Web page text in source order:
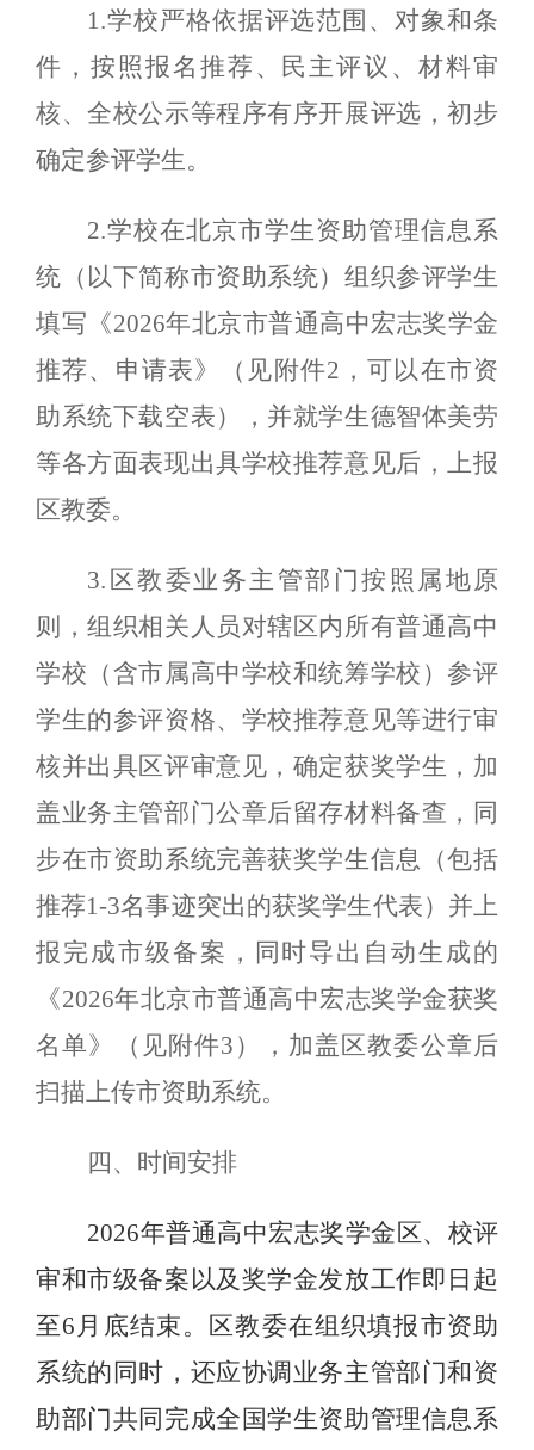
1.学校严格依据评选范围、对象和条
件，按照报名推荐、民主评议、材料审
核、全校公示等程序有序开展评选，初步
确定参评学生。
2.学校在北京市学生资助管理信息系
统（以下简称市资助系统）组织参评学生
填写《2026年北京市普通高中宏志奖学金
推荐、申请表》（见附件2，可以在市资
助系统下载空表），并就学生德智体美劳
等各方面表现出具学校推荐意见后，上报
区教委。
3.区教委业务主管部门按照属地原
则，组织相关人员对辖区内所有普通高中
学校（含市属高中学校和统筹学校）参评
学生的参评资格、学校推荐意见等进行审
核并出具区评审意见，确定获奖学生，加
盖业务主管部门公章后留存材料备查，同
步在市资助系统完善获奖学生信息（包括
推荐1-3名事迹突出的获奖学生代表）并上
报完成市级备案，同时导出自动生成的
《2026年北京市普通高中宏志奖学金获奖
名单》（见附件3），加盖区教委公章后
扫描上传市资助系统。
四、时间安排
2026年普通高中宏志奖学金区、校评
审和市级备案以及奖学金发放工作即日起
至6月底结束。区教委在组织填报市资助
系统的同时，还应协调业务主管部门和资
助部门共同完成全国学生资助管理信息系